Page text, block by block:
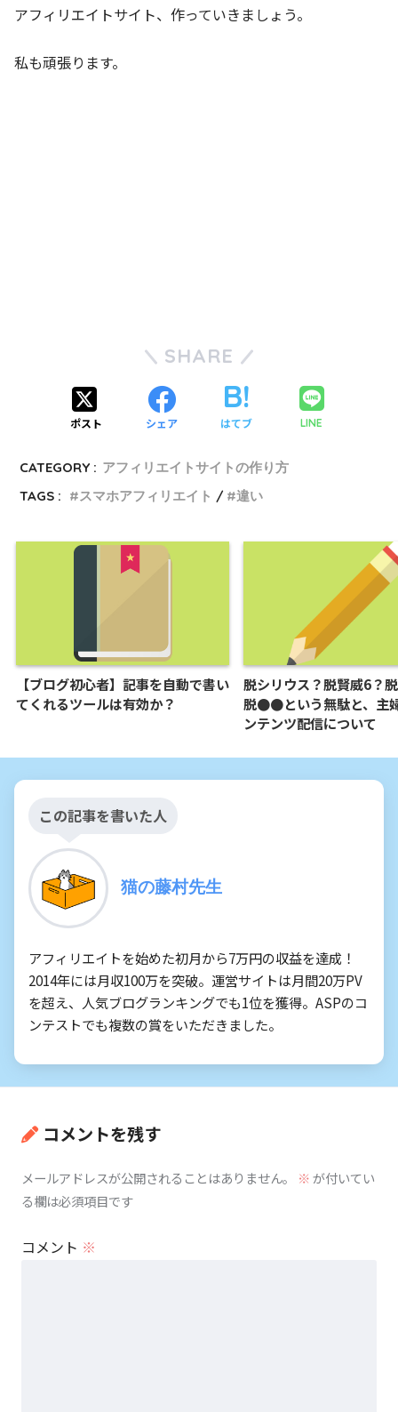
アフィリエイトサイト、作っていきましょう。
私も頑張ります。
SHARE
ポスト シェア はてブ LINE
CATEGORY : アフィリエイトサイトの作り方
TAGS :
スマホアフィリエイト 違い
【ブログ初心者】記事を自動で書い
てくれるツールは有効か？
脱シリウス？脱賢威6？
脱●●という無駄と、主
ンテンツ配信について
この記事を書いた人
猫の藤村先生
アフィリエイトを始めた初月から7万円の収益を達成！
2014年には月収100万を突破。運営サイトは月間20万PV
を超え、人気ブログランキングでも1位を獲得。ASPのコ
ンテストでも複数の賞をいただきました。
コメントを残す
メールアドレスが公開されることはありません。 ※が付いてい
る欄は必須項目です
コメント ※